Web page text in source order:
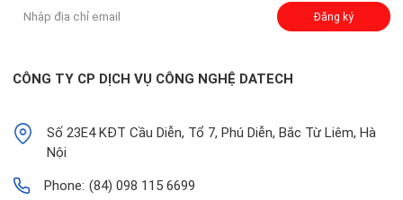
Đăng ký
CÔNG TY CP DỊCH VỤ CÔNG NGHỆ DATECH
Số 23E4 KĐT Cầu Diễn, Tổ 7, Phú Diễn, Bắc Từ Liêm, Hà
Nội
Phone: (84) 098 115 6699